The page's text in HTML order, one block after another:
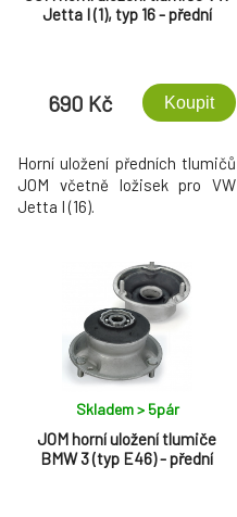
Jetta I (1), typ 16 - přední
690 Kč Koupit
Horní uložení předních tlumičů
JOM včetně ložisek pro VW
Jetta I (16).
JOM horní uložení tlumiče
BMW 3 (typ E46) - přední
Skladem > 5pár